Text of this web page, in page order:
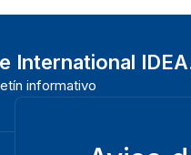
International
informativo